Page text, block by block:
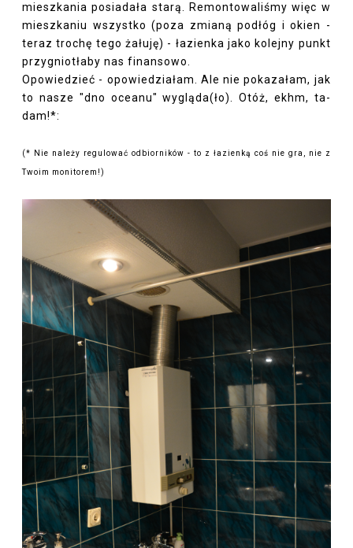
mieszkania posiadała starą. Remontowaliśmy więc w
mieszkaniu wszystko (poza zmianą podłóg i okien -
teraz trochę tego żałuję) - łazienka jako kolejny punkt
przygniotłaby nas finansowo.
Opowiedzieć - opowiedziałam. Ale nie pokazałam, jak
to nasze "dno oceanu" wygląda(ło). Otóż, ekhm, ta-
dam!*:
(* Nie należy regulować odbiorników - to z łazienką coś nie gra, nie z
Twoim monitorem!)